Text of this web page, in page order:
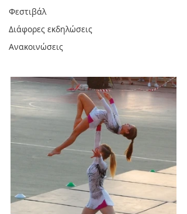
Φεστιβάλ
Διάφορες εκδηλώσεις
Ανακοινώσεις